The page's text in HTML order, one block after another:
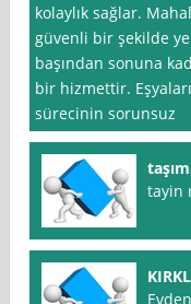
kolaylık sağlar.
güvenli bir şekilde
başından sonuna
bir hizmettir.
sürecinin sorunsuz
tayin